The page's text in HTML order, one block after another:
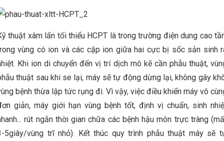
thuật xâm lấn tối thiểu HCPT là trong trường điện dung cao
vùng có ion và các cặp ion giữa hai cực bị sốc sản sinh
Khi ion di chuyển đến vị trí dịch mô kẽ cần phẫu thuật,
thuật sau khi se lại, máy sẽ tự động dừng lại, không gây
bệnh thừa lập tức rụng đi. Vì vậy, việc điều khiển máy vô
giản, máy giới hạn vùng bệnh tốt, định vị chuẩn, sinh
rút ngắn thời gian chữa các bệnh hậu môn trực tràng
5giây/vùng trĩ nhỏ). Kết thúc quy trình phẫu thuật máy sẽ